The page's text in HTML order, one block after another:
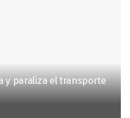
y paraliza el transporte